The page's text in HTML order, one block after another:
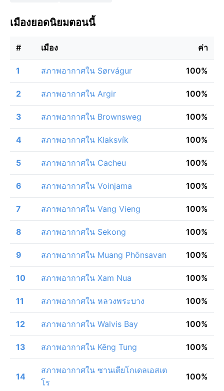
เมืองยอดนิยมตอนนี้
# เมือง ค่า
1 สภาพอากาศใน Sørvágur 100%
2 สภาพอากาศใน Argir 100%
3 สภาพอากาศใน Brownsweg 100%
4 สภาพอากาศใน Klaksvík 100%
5 สภาพอากาศใน Cacheu 100%
6 สภาพอากาศใน Voinjama 100%
7 สภาพอากาศใน Vang Vieng 100%
8 สภาพอากาศใน Sekong 100%
9 สภาพอากาศใน Muang Phônsavan 100%
10 สภาพอากาศใน Xam Nua 100%
11 สภาพอากาศใน หลวงพระบาง 100%
12 สภาพอากาศใน Walvis Bay 100%
13 สภาพอากาศใน Kēng Tung 100%
14
สภาพอากาศใน ซานเตียโกเดลเอสเต
โร
100%